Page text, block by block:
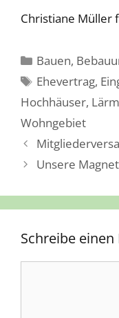
Christiane Müller
Kategorien
Bauen,
Schlagwörter
Ehevertrag,
Hochhäuser, Lärm
Wohngebiet
Unsere
Schreibe